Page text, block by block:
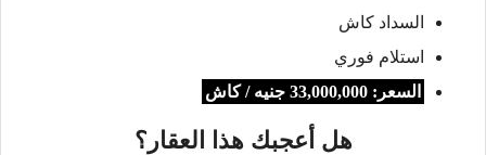
السداد كاش
استلام فوري
السعر: 33,000,000 جنيه / كاش
هل أعجبك هذا العقار؟